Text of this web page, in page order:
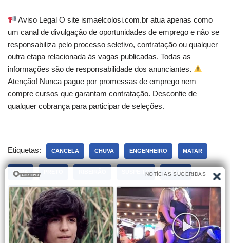
Aviso Legal O site ismaelcolosi.com.br atua apenas como
um canal de divulgação de oportunidades de emprego e não se
responsabiliza pelo processo seletivo, contratação ou qualquer
outra etapa relacionada às vagas publicadas. Todas as
informações são de responsabilidade dos anunciantes.
Atenção! Nunca pague por promessas de emprego nem
compre cursos que garantam contratação. Desconfie de
qualquer cobrança para participar de seleções.
Etiquetas: CANCELA CHUVA ENGENHEIRO MATAR
PARA SUSPEITO TRAZIA
VOO